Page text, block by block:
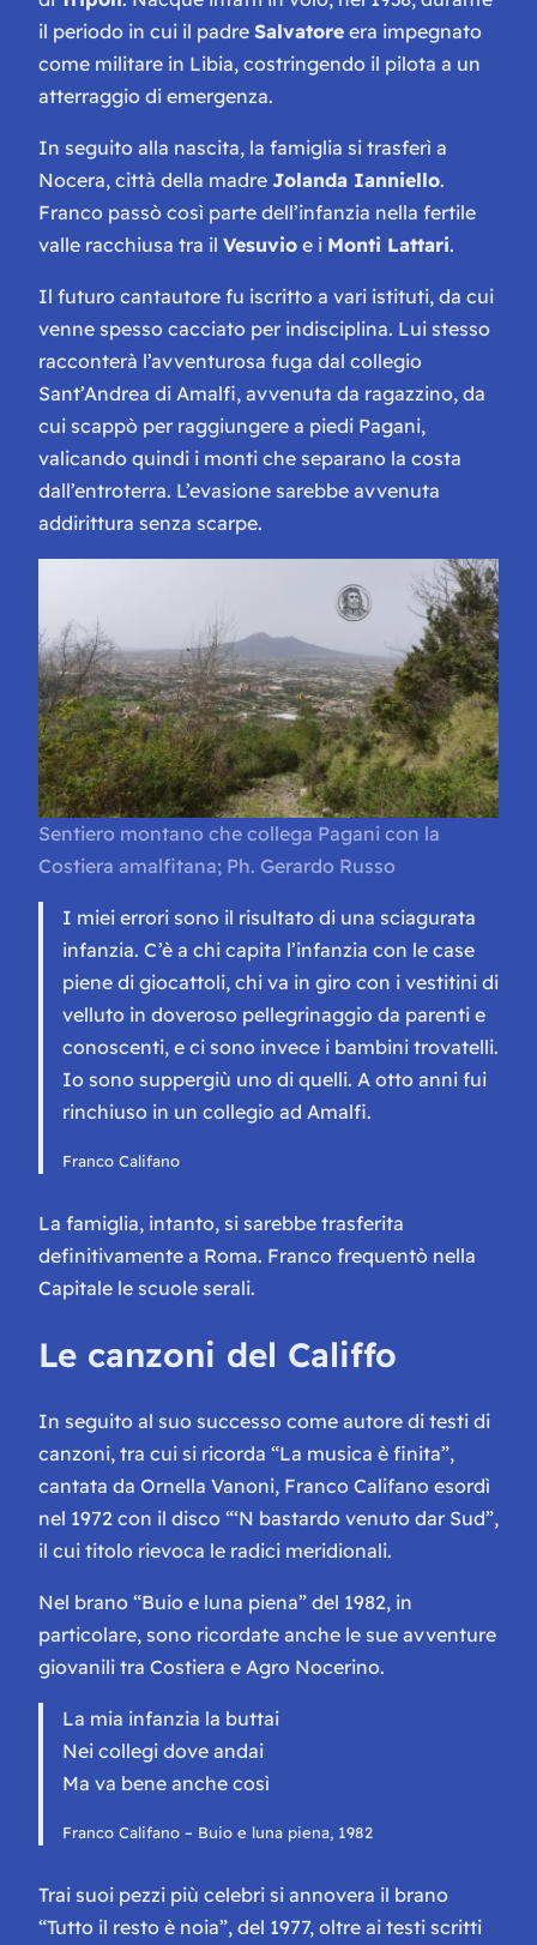
il periodo in cui il padre Salvatore era impegnato
come militare in Libia, costringendo il pilota a un
atterraggio di emergenza.
In seguito alla nascita, la famiglia si trasferì a
Nocera, città della madre Jolanda Ianniello.
Franco passò così parte dell’infanzia nella fertile
valle racchiusa tra il Vesuvio e i Monti Lattari.
Il futuro cantautore fu iscritto a vari istituti, da cui
venne spesso cacciato per indisciplina. Lui stesso
racconterà l’avventurosa fuga dal collegio
Sant’Andrea di Amalfi, avvenuta da ragazzino, da
cui scappò per raggiungere a piedi Pagani,
valicando quindi i monti che separano la costa
dall’entroterra. L’evasione sarebbe avvenuta
addirittura senza scarpe.
Sentiero montano che collega Pagani con la
Costiera amalfitana; Ph. Gerardo Russo
I miei errori sono il risultato di una sciagurata
infanzia. C’è a chi capita l’infanzia con le case
piene di giocattoli, chi va in giro con i vestitini di
velluto in doveroso pellegrinaggio da parenti e
conoscenti, e ci sono invece i bambini trovatelli.
Io sono suppergiù uno di quelli. A otto anni fui
rinchiuso in un collegio ad Amalfi.
Franco Califano
La famiglia, intanto, si sarebbe trasferita
definitivamente a Roma. Franco frequentò nella
Capitale le scuole serali.
Le canzoni del Califfo
In seguito al suo successo come autore di testi di
canzoni, tra cui si ricorda “La musica è finita”,
cantata da Ornella Vanoni, Franco Califano esordì
nel 1972 con il disco “‘N bastardo venuto dar Sud”,
il cui titolo rievoca le radici meridionali.
Nel brano “Buio e luna piena” del 1982, in
particolare, sono ricordate anche le sue avventure
giovanili tra Costiera e Agro Nocerino.
La mia infanzia la buttai
Nei collegi dove andai
Ma va bene anche così
Franco Califano – Buio e luna piena, 1982
Trai suoi pezzi più celebri si annovera il brano
“Tutto il resto è noia”, del 1977, oltre ai testi scritti